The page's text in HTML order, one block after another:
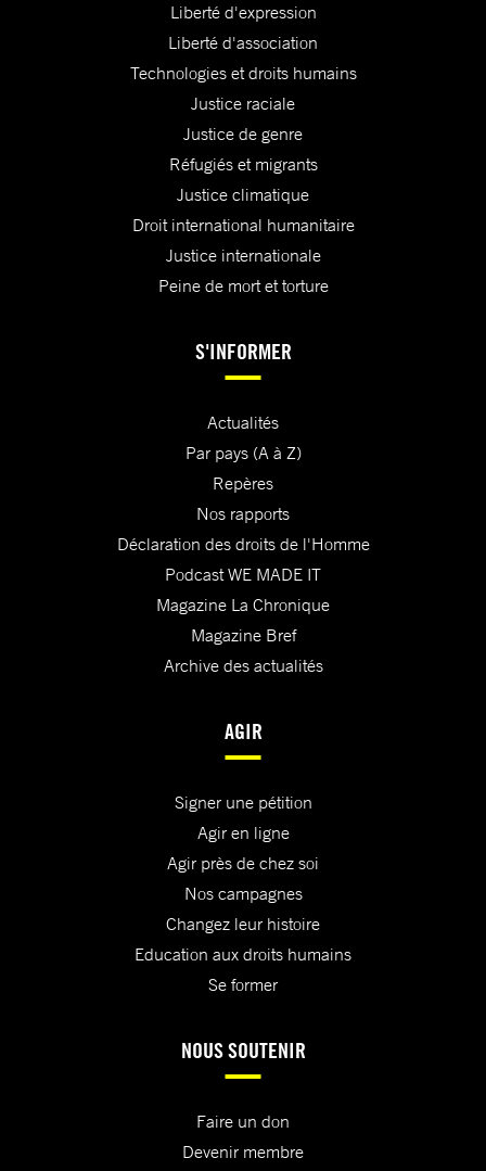
Liberté d'expression
Liberté d'association
Technologies et droits humains
Justice raciale
Justice de genre
Réfugiés et migrants
Justice climatique
Droit international humanitaire
Justice internationale
Peine de mort et torture
S'INFORMER
Actualités
Par pays (A à Z)
Repères
Nos rapports
Déclaration des droits de l'Homme
Podcast WE MADE IT
Magazine La Chronique
Magazine Bref
Archive des actualités
AGIR
Signer une pétition
Agir en ligne
Agir près de chez soi
Nos campagnes
Changez leur histoire
Education aux droits humains
Se former
NOUS SOUTENIR
Faire un don
Devenir membre